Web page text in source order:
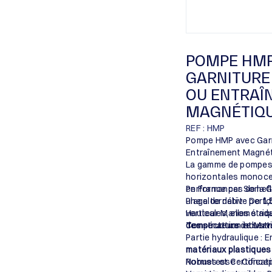
POMPE
OU
REF : HMP
Pompe HMP avec
Entraînement
La gamme de
horizontales
en France par
une alternative
verticales, elles
des secteurs
Performances de la
Plage de débit : De
Hauteur
Température de
Construction et
Partie hydraulique :
matériaux
Robustesse :
Normes et